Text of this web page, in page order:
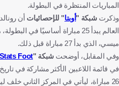
المباريات المنتظرة في البطولة.
وذكرت شبكة "أوبتا" للإحصائيات أن
العالم يبدأ 25 مباراة أساسيًا في
ميسي، الذي بدأ 27 مباراة قبل ذلك.
وفي المقابل، أوضحت شبكة "Stats Foot
في قائمة اللاعبين الأكثر مشاركة في
26 مباراة، ليأتي في المركز الثاني